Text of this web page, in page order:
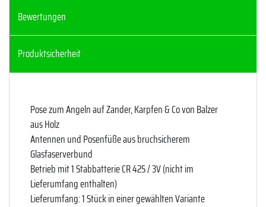
Bewertungen
Produktsicherheit
Pose zum Angeln auf Zander, Karpfen & Co von Balzer
aus Holz
Antennen und Posenfüße aus bruchsicherem
Glasfaserverbund
Betrieb mit 1 Stabbatterie CR 425 / 3V (nicht im
Lieferumfang enthalten)
Lieferumfang: 1 Stück in einer gewählten Variante